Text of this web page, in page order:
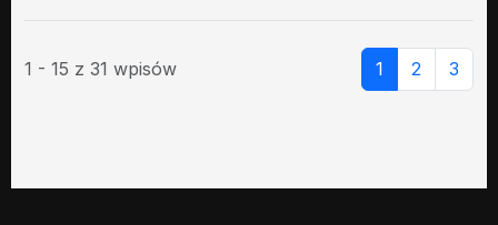
1 - 15 z 31 wpisów 1 2 3